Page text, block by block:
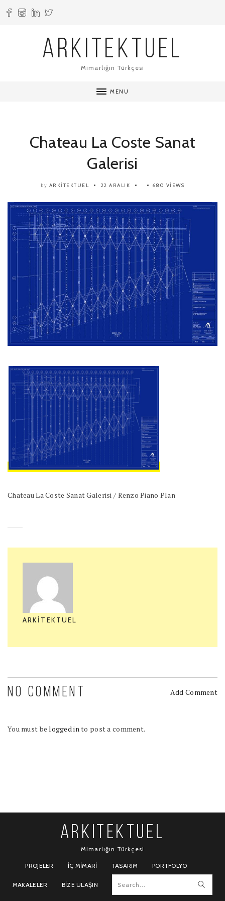
ARKITEKTUEL
Mimarlığın Türkçesi
MENU
Chateau La Coste Sanat
Galerisi
by ARKITEKTUEL 22 ARALIK 680 VIEWS
Chateau La Coste Sanat Galerisi / Renzo Piano Plan
ARKITEKTUEL
NO COMMENT Add Comment
You must belogged into post a comment.
ARKITEKTUEL
Mimarlığın Türkçesi
PROJELER İÇ MIMARI TASARIM PORTFOLYO
MAKALELER BIZE ULAŞIN